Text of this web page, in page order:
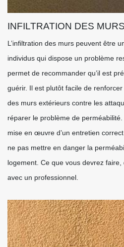
INFILTRATION DES
L’infiltration des murs peuvent être
individus qui dispose un problème
permet de recommander qu’il est
guérir. Il est plutôt facile de
des murs extérieurs contre les
réparer le problème de
mise en œuvre d’un entretien
ne pas mettre en danger la
logement. Ce que vous devrez faire,
avec un professionnel.